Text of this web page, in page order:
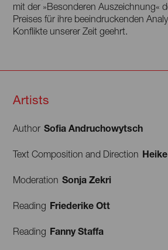
mit der »Besonderen Auszeichnung«
Preises für ihre beeindruckenden
Konflikte unserer Zeit geehrt.
Artists
Author Sofia Andruchowytsch
Text Composition and Direction
Moderation Sonja Zekri
Reading Friederike Ott
Reading Fanny Staffa